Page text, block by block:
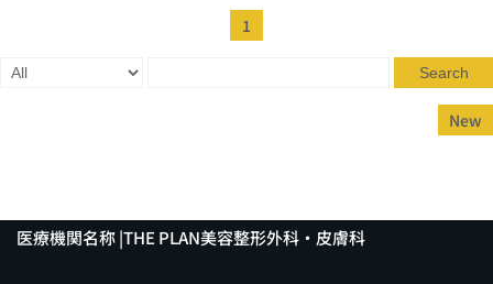
1
Search
New
医療機関名称 |THE PLAN美容整形外科・皮膚科